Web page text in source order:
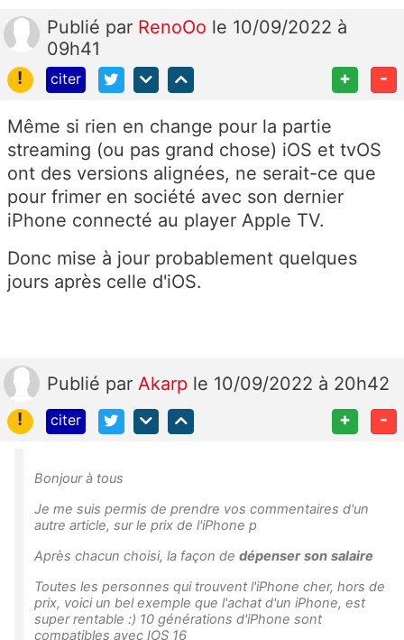
Publié par RenoOo le 10/09/2022 à
09h41
!
citer + -
Même si rien en change pour la partie
streaming (ou pas grand chose) iOS et tvOS
ont des versions alignées, ne serait-ce que
pour frimer en société avec son dernier
iPhone connecté au player Apple TV.
Donc mise à jour probablement quelques
jours après celle d'iOS.
Publié par Akarp le 10/09/2022 à 20h42
!
citer + -
Bonjour à tous
Je me suis permis de prendre vos commentaires d'un
autre article, sur le prix de l'iPhone p
Après chacun choisi, la façon de dépenser son salaire
Toutes les personnes qui trouvent l'iPhone cher, hors de
prix, voici un bel exemple que l'achat d'un iPhone, est
super rentable :) 10 générations d'iPhone sont
compatibles avec IOS 16